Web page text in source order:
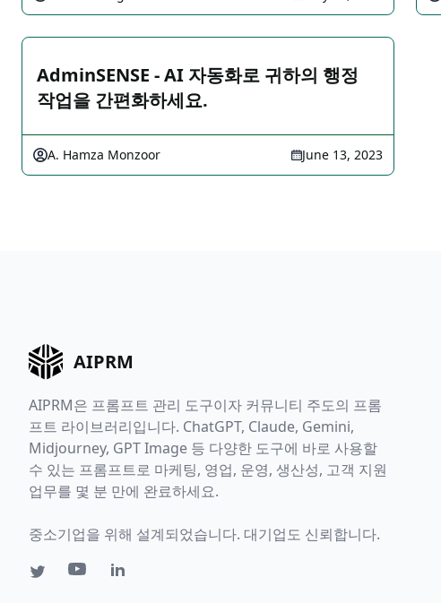
AdminSENSE - AI 자동화로 귀하의 행정
작업을 간편화하세요.
A. Hamza Monzoor June 13, 2023
AIPRM
AIPRM은 프롬프트 관리 도구이자 커뮤니티 주도의 프롬
프트 라이브러리입니다. ChatGPT, Claude, Gemini,
Midjourney, GPT Image 등 다양한 도구에 바로 사용할
수 있는 프롬프트로 마케팅, 영업, 운영, 생산성, 고객 지원
업무를 몇 분 만에 완료하세요.
중소기업을 위해 설계되었습니다. 대기업도 신뢰합니다.